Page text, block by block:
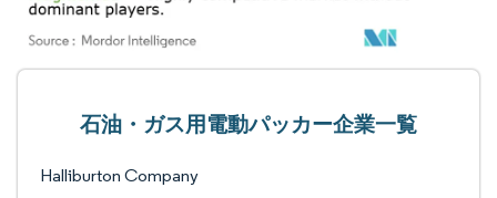
石油・ガス用電動パッカー企業一覧
Halliburton Company